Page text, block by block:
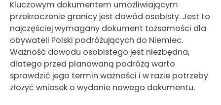
Kluczowym dokumentem umożliwiającym
przekroczenie granicy jest dowód osobisty. Jest to
najczęściej wymagany dokument tożsamości dla
obywateli Polski podróżujących do Niemiec.
Ważność dowodu osobistego jest niezbędna,
dlatego przed planowaną podróżą warto
sprawdzić jego termin ważności i w razie potrzeby
złożyć wniosek o wydanie nowego dokumentu.